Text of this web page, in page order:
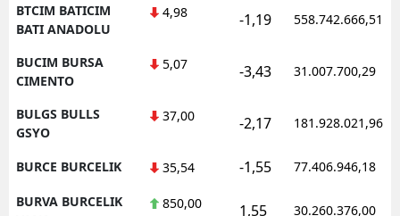
BTCIM BATICIM
BATI ANADOLU
4,98 -1,19 558.742.666,51
BUCIM BURSA
CIMENTO
5,07 -3,43 31.007.700,29
BULGS BULLS
GSYO
37,00 -2,17 181.928.021,96
BURCE BURCELIK 35,54 -1,55 77.406.946,18
BURVA BURCELIK
850,00 1,55 30.260.376,00